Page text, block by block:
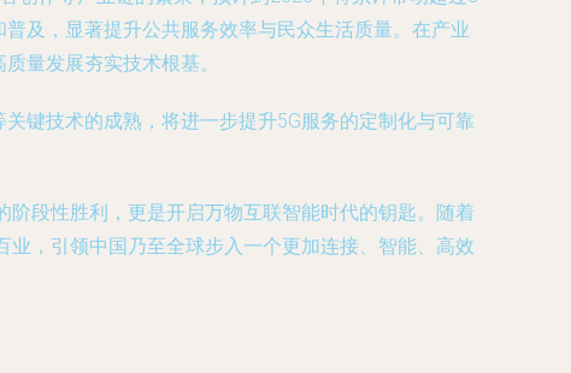
及，显著提升公共服务效率与民众生活质量。在产业
量发展夯实技术根基。
键技术的成熟，将进一步提升5G服务的定制化与可靠
段性胜利，更是开启万物互联智能时代的钥匙。随着
，引领中国乃至全球步入一个更加连接、智能、高效